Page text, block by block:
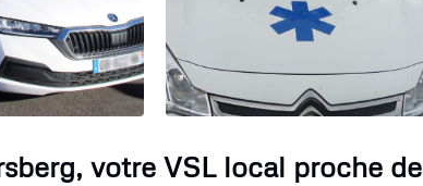
votre VSL local proche de